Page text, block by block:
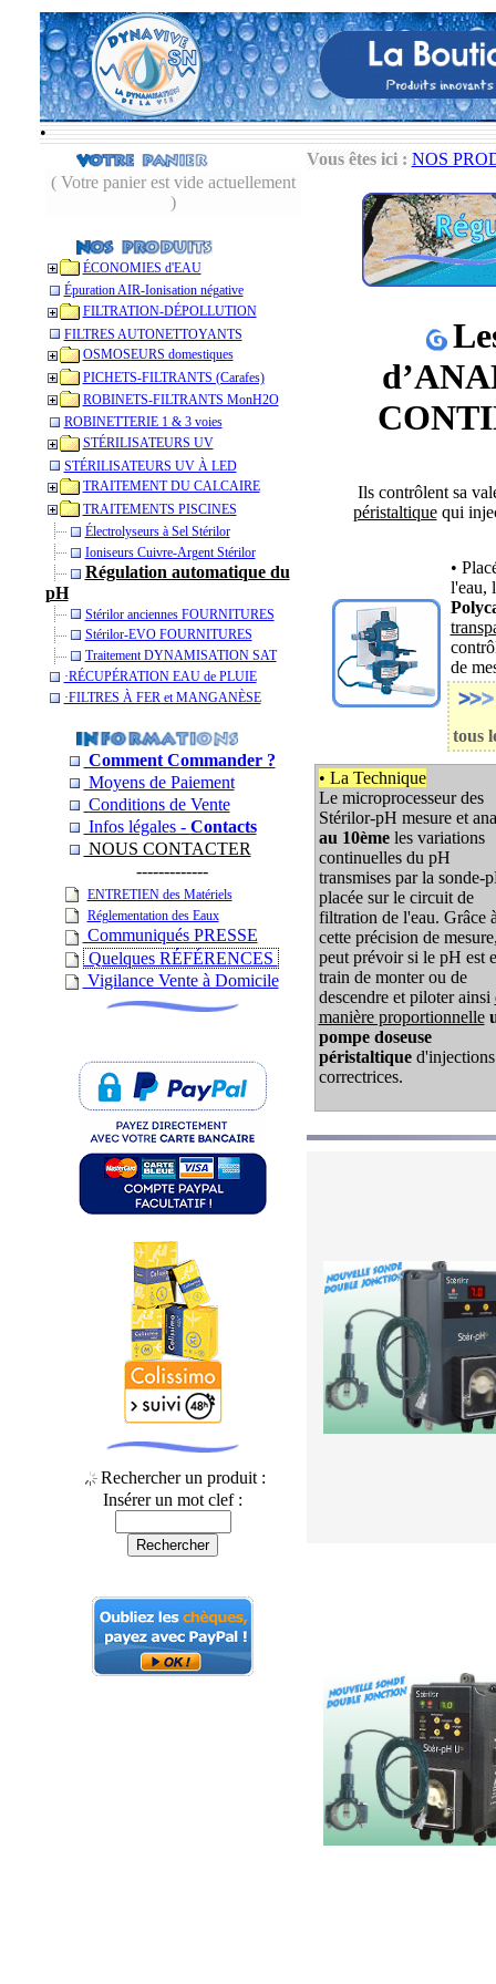
•
( Votre panier est vide actuellement
)
ÉCONOMIES d'EAU
Épuration AIR-Ionisation négative
FILTRATION-DÉPOLLUTION
FILTRES AUTONETTOYANTS
OSMOSEURS domestiques
PICHETS-FILTRANTS (Carafes)
ROBINETS-FILTRANTS MonH2O
ROBINETTERIE 1 & 3 voies
STÉRILISATEURS UV
STÉRILISATEURS UV À LED
TRAITEMENT DU CALCAIRE
TRAITEMENTS PISCINES
Électrolyseurs à Sel Stérilor
Ioniseurs Cuivre-Argent Stérilor
Régulation automatique du
pH
Stérilor anciennes FOURNITURES
Stérilor-EVO FOURNITURES
Traitement DYNAMISATION SAT
­·RÉCUPÉRATION EAU de PLUIE
­·­FILTRES À FER et MANGANÈSE
Comment Commander ?
Moyens de Paiement
Conditions de Vente
Infos légales - Contacts
NOUS CONTACTER
-------------
ENTRETIEN des Matériels
Réglementation des Eaux
Communiqués PRESSE
Quelques RÉFÉRENCES
Vigilance Vente à Domicile
Rechercher un produit :
Insérer un mot clef :
Vous êtes ici : NOS
Ils contrôlent sa
péristaltiquequi
•
l'eau,
de
tous
• La Technique
Le microprocesseur des
Stérilor-pH mesure et
au 10èmeles variations
continuelles du pH
transmises par la sonde-
placée sur le circuit de
filtration de l'eau. Grâce
cette précision de
peut prévoir si le pH est
train de monter ou de
descendre et piloter ainsi
manière proportionnelle
pompe doseuse
péristaltiqued'injections
correctrices.